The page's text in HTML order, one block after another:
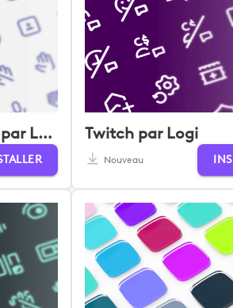
Teams for Business par Logi Twitch par Logi
Nouveau